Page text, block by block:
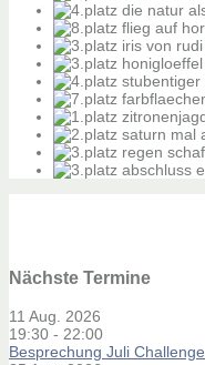
Nächste Termine
11 Aug. 2026
19:30 - 22:00
Besprechung Juli Challenge